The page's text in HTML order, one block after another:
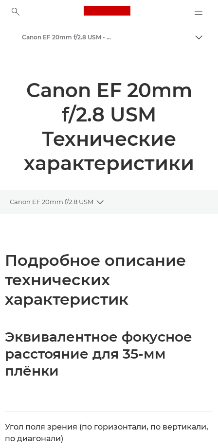
Canon Logo, back to
Canon EF 20mm f/2.8 USM - Объективы - Камера и фотообъективы
Canon EF 20mm
f/2.8 USM
Технические
характеристики
Canon EF 20mm f/2.8 USM
Toggle breadcrumbs
Подробное описание
технических
характеристик
Эквивалентное фокусное
расстояние для 35-мм
плёнки
Угол поля зрения (по горизонтали, по вертикали,
по диагонали)